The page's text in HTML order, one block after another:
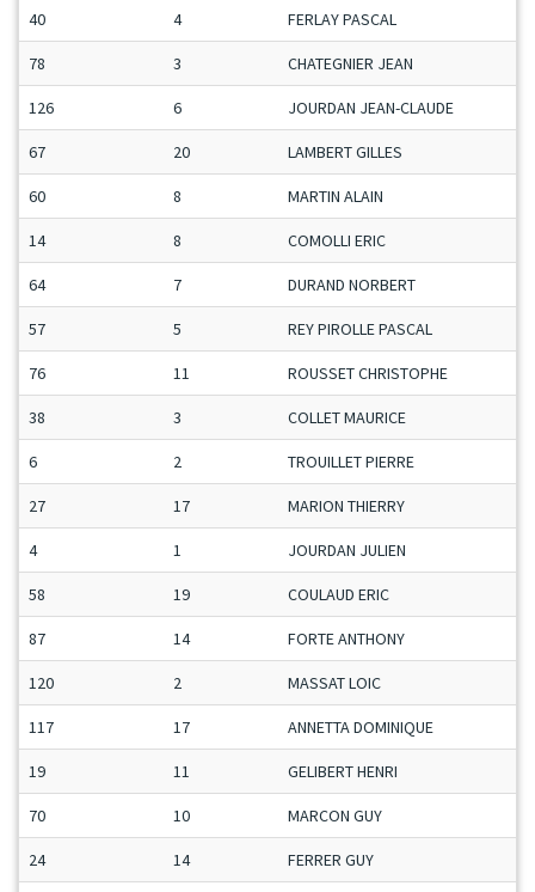
40 4 FERLAY PASCAL
78 3 CHATEGNIER JEAN
126 6 JOURDAN JEAN-CLAUDE
67 20 LAMBERT GILLES
60 8 MARTIN ALAIN
14 8 COMOLLI ERIC
64 7 DURAND NORBERT
57 5 REY PIROLLE PASCAL
76 11 ROUSSET CHRISTOPHE
38 3 COLLET MAURICE
6 2 TROUILLET PIERRE
27 17 MARION THIERRY
4 1 JOURDAN JULIEN
58 19 COULAUD ERIC
87 14 FORTE ANTHONY
120 2 MASSAT LOIC
117 17 ANNETTA DOMINIQUE
19 11 GELIBERT HENRI
70 10 MARCON GUY
24 14 FERRER GUY